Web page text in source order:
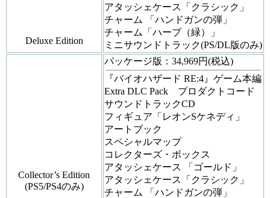
Deluxe Edition
アタッシェケース「クラシック」
チャーム 「ハンドガンの弾」
チャーム「ハーブ（緑）」
ミニサウンドトラック(PS/DL版のみ)
Collector’s Edition
(PS5/PS4のみ)
パッケージ版：34,969円(税込)
『バイオハザード RE:4』ゲーム本編
Extra DLC Pack プロダクトコード
サウンドトラックCD
フィギュア「レオンSケネディ」
アートブック
スペシャルマップ
コレクターズ・ボックス
アタッシェケース 「ゴールド」
アタッシェケース「クラシック」
チャーム 「ハンドガンの弾」